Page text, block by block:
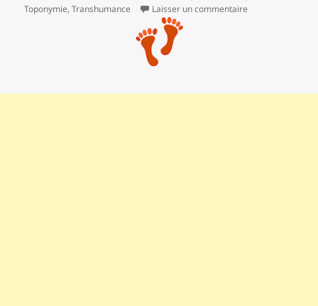
Toponymie,Transhumance Laisser un commentaire